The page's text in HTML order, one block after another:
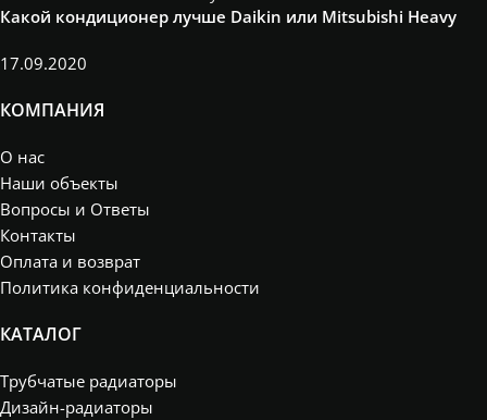
Какой кондиционер лучше Daikin или Mitsubishi Heavy
17.09.2020
КОМПАНИЯ
О нас
Наши объекты
Вопросы и Ответы
Контакты
Оплата и возврат
Политика конфиденциальности
КАТАЛОГ
Трубчатые радиаторы
Дизайн-радиаторы